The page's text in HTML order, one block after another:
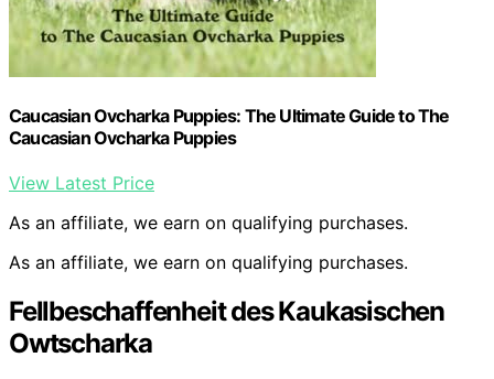
Caucasian Ovcharka Puppies: The Ultimate Guide to The
Caucasian Ovcharka Puppies
View Latest Price
As an affiliate, we earn on qualifying purchases.
As an affiliate, we earn on qualifying purchases.
Fellbeschaffenheit des Kaukasischen
Owtscharka